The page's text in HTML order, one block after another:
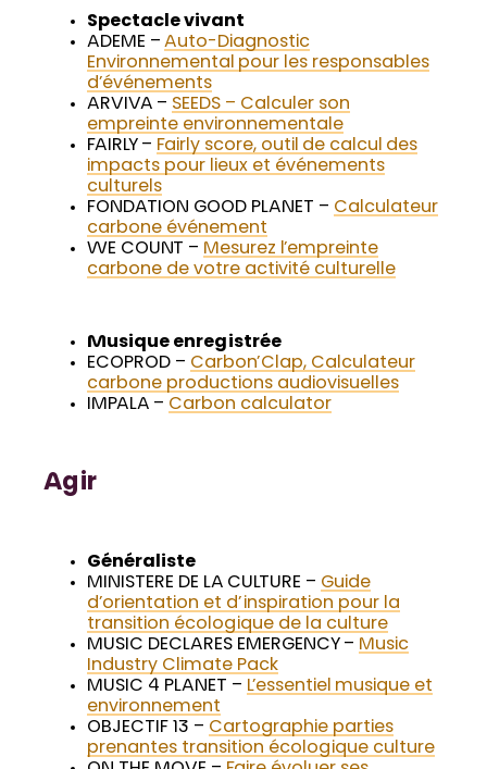
Spectacle vivant
ADEME – Auto-Diagnostic
Environnemental pour les responsables
d’événements
ARVIVA – SEEDS – Calculer son
empreinte environnementale
FAIRLY – Fairly score, outil de calcul des
impacts pour lieux et événements
culturels
FONDATION GOOD PLANET – Calculateur
carbone événement
WE COUNT – Mesurez l’empreinte
carbone de votre activité culturelle
Musique enregistrée
ECOPROD – Carbon’Clap, Calculateur
carbone productions audiovisuelles
IMPALA – Carbon calculator
Agir
Généraliste
MINISTERE DE LA CULTURE – Guide
d’orientation et d’inspiration pour la
transition écologique de la culture
MUSIC DECLARES EMERGENCY – Music
Industry Climate Pack
MUSIC 4 PLANET – L’essentiel musique et
environnement
OBJECTIF 13 – Cartographie parties
prenantes transition écologique culture